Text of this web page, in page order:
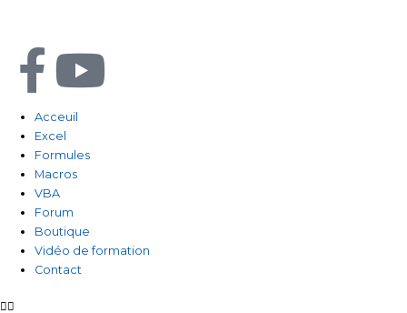
contenuF
a
c
e
b
Y
u
u
Acceuil
Excel
Formules
Macros
VBA
Forum
Boutique
Vidéo de formation
Contact